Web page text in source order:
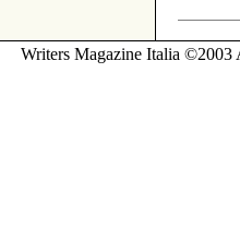
Writers Magazine Italia ©2003